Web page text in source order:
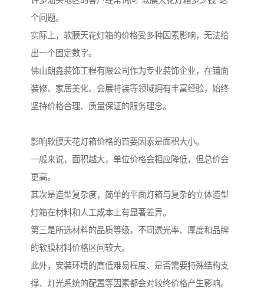
个问题。
实际上，软膜天花灯箱的价格受多种因素影响，无法给
出一个固定数字。
佛山朗鑫装饰工程有限公司作为专业装饰企业，在铺面
装修、家居美化、会展特装等领域拥有丰富经验，始终
坚持价格合理、质量保证的服务理念。
影响软膜天花灯箱价格的首要因素是面积大小。
一般来说，面积越大，单位价格会相应降低，但总价会
更高。
其次是造型复杂度，简单的平面灯箱与复杂的立体造型
灯箱在材料和人工成本上有显著差异。
第三是所选材料的品质等级，不同透光率、厚度和品牌
的软膜材料价格区间较大。
此外，安装环境的高低难易程度、是否需要特殊结构支
撑、灯光系统的配置等因素都会对较终价格产生影响。